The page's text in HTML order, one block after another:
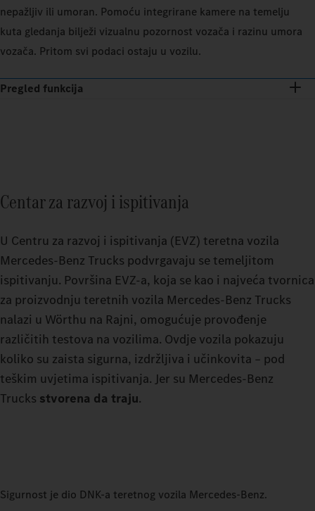
nepažljiv ili umoran. Pomoću integrirane kamere na temelju
kuta gledanja bilježi vizualnu pozornost vozača i razinu umora
vozača. Pritom svi podaci ostaju u vozilu.
Pregled funkcija
Centar za razvoj i ispitivanja
U Centru za razvoj i ispitivanja (EVZ) teretna vozila
Mercedes-Benz Trucks podvrgavaju se temeljitom
ispitivanju. Površina EVZ-a, koja se kao i najveća tvornica
za proizvodnju teretnih vozila Mercedes-Benz Trucks
nalazi u Wörthu na Rajni, omogućuje provođenje
različitih testova na vozilima. Ovdje vozila pokazuju
koliko su zaista sigurna, izdržljiva i učinkovita – pod
teškim uvjetima ispitivanja. Jer su Mercedes-Benz
Trucks stvorena da traju.
Sigurnost je dio DNK-a teretnog vozila Mercedes‑Benz.